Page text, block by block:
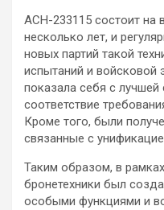
АСН-233115 состоит на
несколько лет, и
новых партий такой
испытаний и войсковой
показала себя с
соответствие
Кроме того, были
связанные с
Таким образом, в
бронетехники был
особыми функциями и